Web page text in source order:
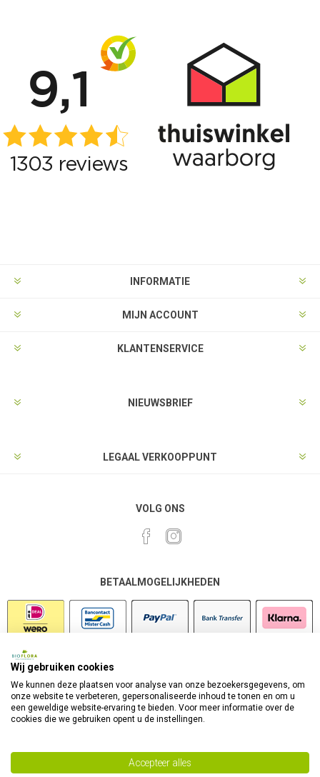
INFORMATIE
MIJN ACCOUNT
KLANTENSERVICE
NIEUWSBRIEF
LEGAAL VERKOOPPUNT
VOLG ONS
BETAALMOGELIJKHEDEN
Wij gebruiken cookies
We kunnen deze plaatsen voor analyse van onze bezoekersgegevens, om
onze website te verbeteren, gepersonaliseerde inhoud te tonen en om u
een geweldige website-ervaring te bieden. Voor meer informatie over de
cookies die we gebruiken opent u de instellingen.
Accepteer alles